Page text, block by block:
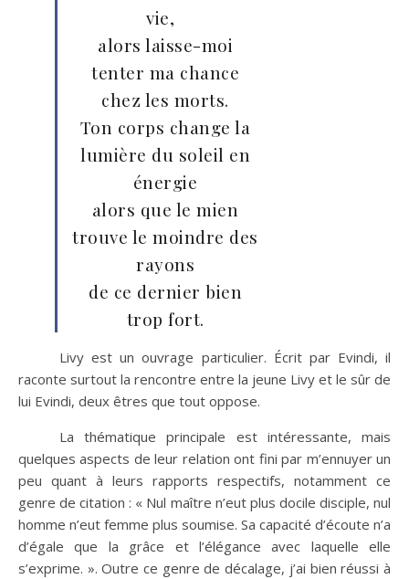
vie,
alors laisse-moi
tenter ma chance
chez les morts.
Ton corps change la
lumière du soleil en
énergie
alors que le mien
trouve le moindre des
rayons
de ce dernier bien
trop fort.
Livy est un ouvrage particulier. Écrit par Evindi, il
raconte surtout la rencontre entre la jeune Livy et le sûr de
lui Evindi, deux êtres que tout oppose.
La thématique principale est intéressante, mais
quelques aspects de leur relation ont fini par m’ennuyer un
peu quant à leurs rapports respectifs, notamment ce
genre de citation : « Nul maître n’eut plus docile disciple, nul
homme n’eut femme plus soumise. Sa capacité d’écoute n’a
d’égale que la grâce et l’élégance avec laquelle elle
s’exprime. ». Outre ce genre de décalage, j’ai bien réussi à